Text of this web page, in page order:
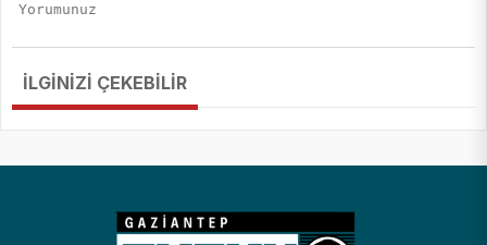
İLGİNİZİ ÇEKEBİLİR